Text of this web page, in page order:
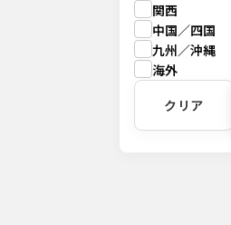
関西
中国／四国
九州／沖縄
海外
クリア